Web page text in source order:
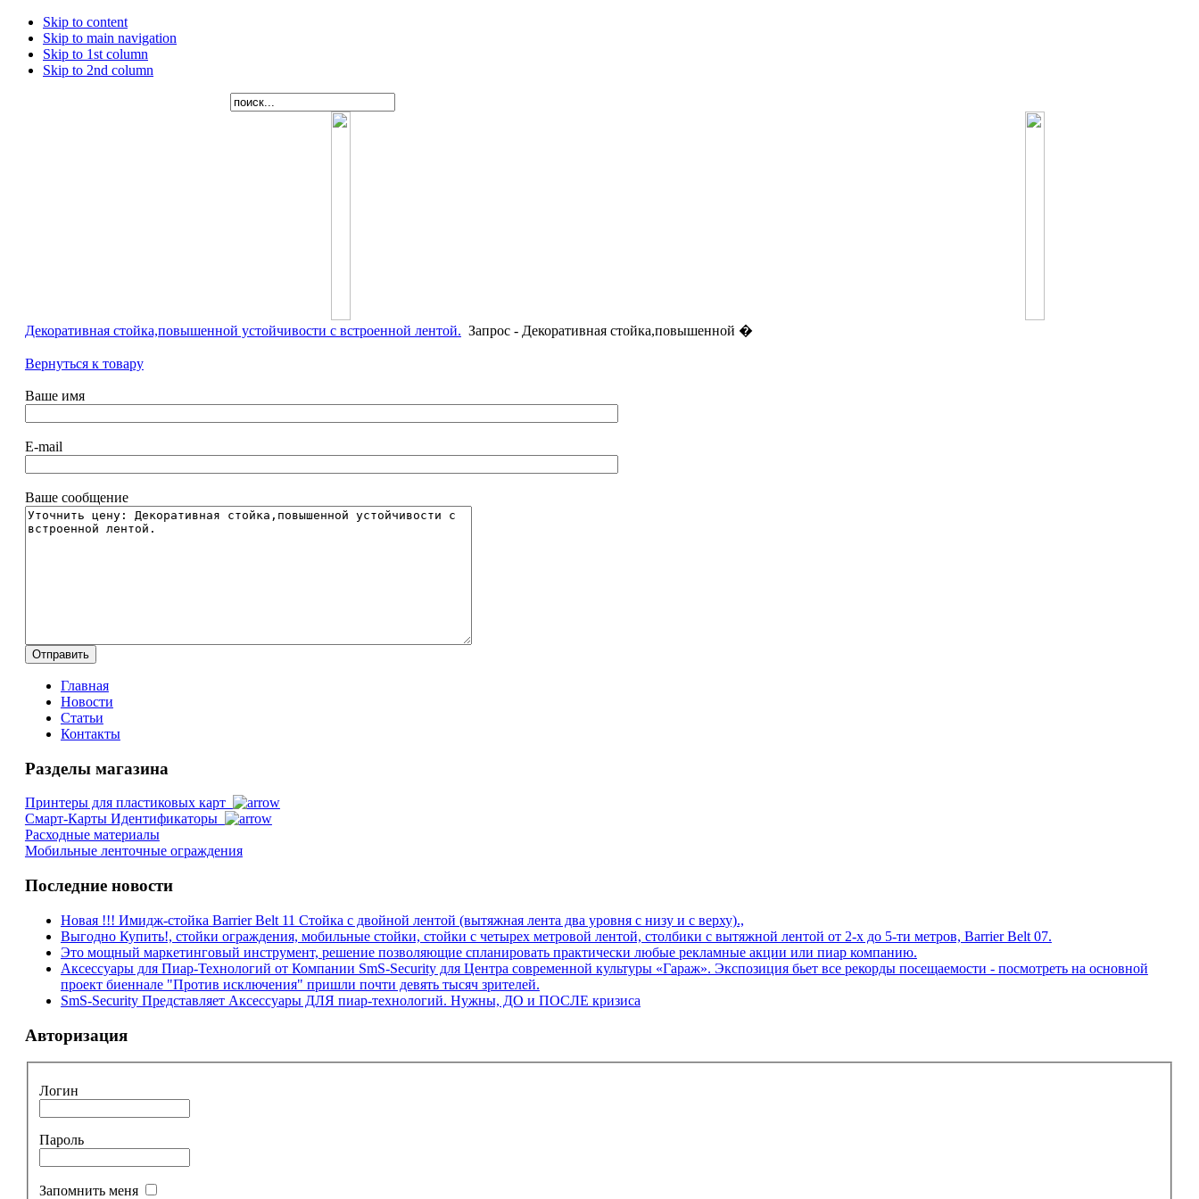
Skip to content
Skip to main navigation
Skip to 1st column
Skip to 2nd column
Декоративная стойка,повышенной устойчивости с встроенной лентой. Запрос - Декоративная стойка,повышенной �
Вернуться к товару
Ваше имя
E-mail
Ваше сообщение
Главная
Новости
Статьи
Контакты
Разделы магазина
Принтеры для пластиковых карт
Смарт-Карты Идентификаторы
Расходные материалы
Мобильные ленточные ограждения
Последние новости
Новая !!! Имидж-стойка Barrier Belt 11 Стойка с двойной лентой (вытяжная лента два уровня с низу и с верху).,
Выгодно Купить!, стойки ограждения, мобильные стойки, стойки с четырех метровой лентой, столбики с вытяжной лентой от 2-х до 5-ти метров, Barrier Belt 07.
Это мощный маркетинговый инструмент, решение позволяющие спланировать практически любые рекламные акции или пиар компанию.
Аксессуары для Пиар-Технологий от Компании SmS-Security для Центра современной культуры «Гараж». Экспозиция бьет все рекорды посещаемости - посмотреть на основной
проект биеннале "Против исключения" пришли почти девять тысяч зрителей.
SmS-Security Представляет Аксессуары ДЛЯ пиар-технологий. Нужны, ДО и ПОСЛЕ кризиса
Авторизация
Логин
Пароль
Запомнить меня